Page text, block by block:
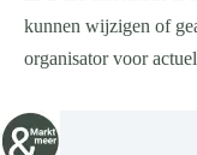
kunnen wijzigen of
organisator voor